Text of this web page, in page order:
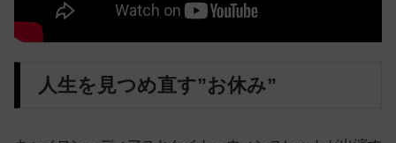
人生を見つめ直す”お休み”